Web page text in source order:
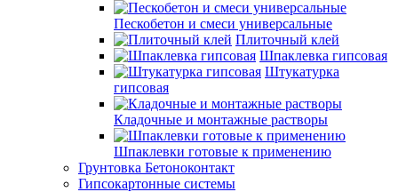
Пескобетон и смеси универсальные
Плиточный клей
Шпаклевка гипсовая
Штукатурка
гипсовая
Кладочные и монтажные растворы
Шпаклевки готовые к применению
Грунтовка Бетоноконтакт
Гипсокартонные системы